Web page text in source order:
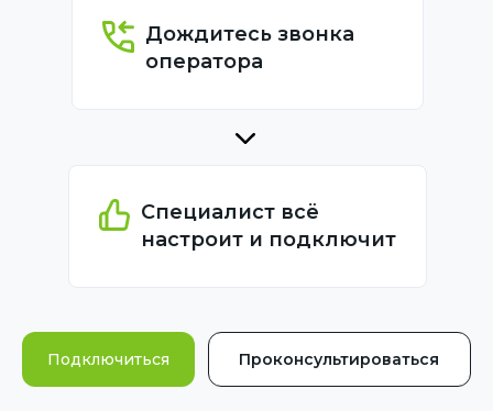
Дождитесь звонка
оператора
Специалист всё
настроит и подключит
Подключиться Проконсультироваться